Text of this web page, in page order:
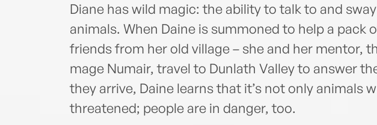
Diane has wild magic: the ability to talk to and
animals. When Daine is summoned to help a pack
friends from her old village – she and her mentor,
mage Numair, travel to Dunlath Valley to answer
they arrive, Daine learns that it’s not only animals
threatened; people are in danger, too.